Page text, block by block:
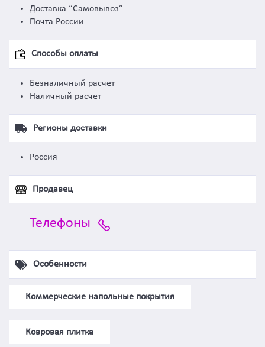
Доставка “Самовывоз”
Почта России
Способы оплаты
Безналичный расчет
Наличный расчет
Регионы доставки
Россия
Продавец
Телефоны
Особенности
Коммерческие напольные покрытия
Ковровая плитка